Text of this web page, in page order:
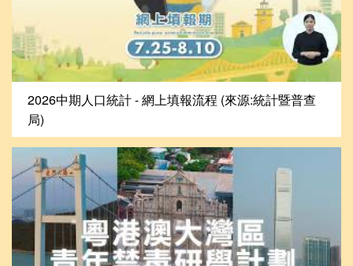
2026中期人口統計 - 網上填報流程 (來源:統計暨普查
局)